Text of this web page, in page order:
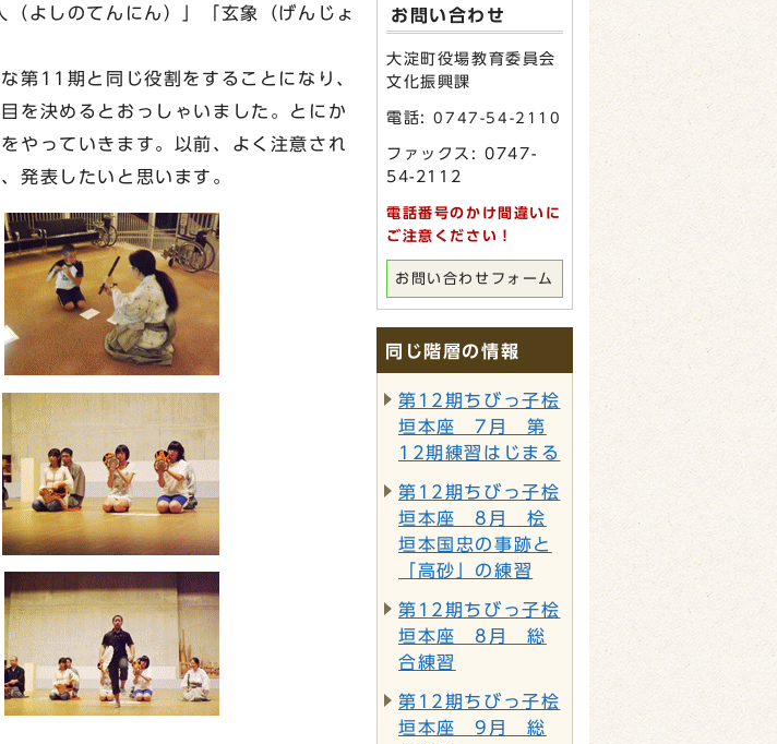
よしのてんにん）」「玄象（げんじょ
第11期と同じ役割をすることになり、
を決めるとおっしゃいました。とにか
やっていきます。以前、よく注意され
発表したいと思います。
お問い合わせ
大淀町役場教育委員会
文化振興課
電話:0747-54-2110
ファックス: 0747-
54-2112
電話番号のかけ間違いに
ご注意ください！
お問い合わせフォーム
同じ階層の情報
第12期ちびっ子桧
垣本座 7月 第
12期練習はじまる
第12期ちびっ子桧
垣本座 8月 桧
垣本国忠の事跡と
「高砂」の練習
第12期ちびっ子桧
垣本座 8月 総
合練習
第12期ちびっ子桧
垣本座 9月 総